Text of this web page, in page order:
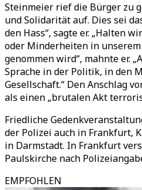
Steinmeier rief die Bürger zu
und Solidarität auf. Dies sei
den Hass“, sagte er. „Halten
oder Minderheiten in
genommen wird“, mahnte er.
Sprache in der Politik, in den
Gesellschaft.“ Den Anschlag
als einen „brutalen Akt
Friedliche
der Polizei auch in Frankfurt,
in Darmstadt. In Frankfurt
Paulskirche nach
EMPFOHLEN